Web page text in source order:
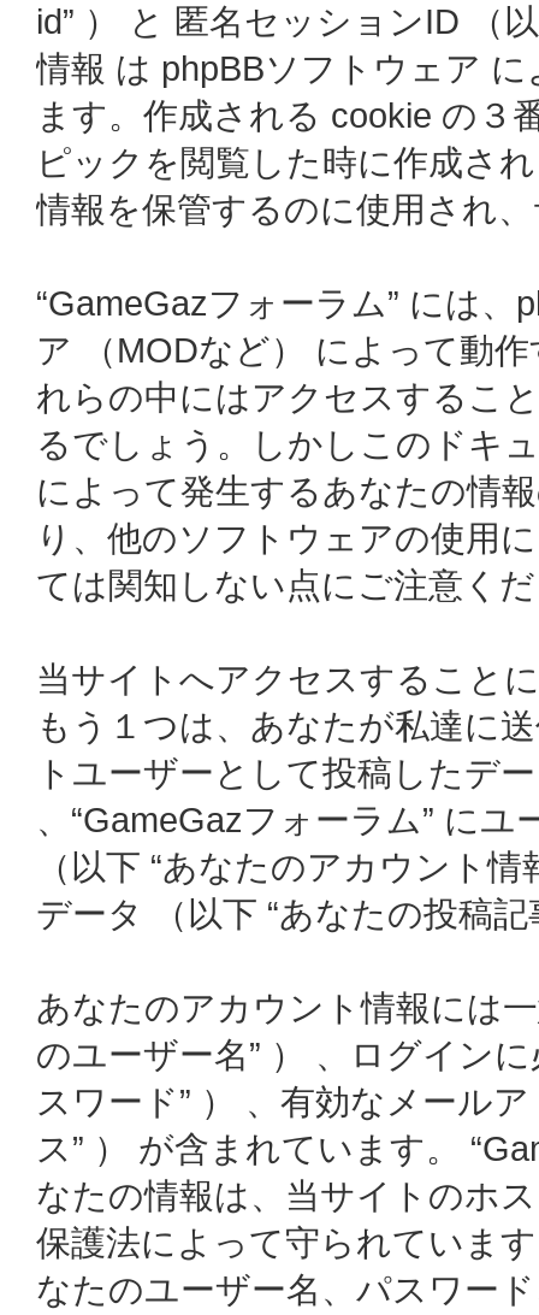
id” ） と 匿名セッションID （
情報 は phpBBソフトウェア
ます。作成される cookie の３
ピックを閲覧した時に作成さ
情報を保管するのに使用され
“GameGazフォーラム” には
ア （MODなど） によって動
れらの中にはアクセスするこ
るでしょう。しかしこのドキ
によって発生するあなたの情
り、他のソフトウェアの使用
ては関知しない点にご注意く
当サイトへアクセスすること
もう１つは、あなたが私達に
トユーザーとして投稿したデ
、“GameGazフォーラム” に
（以下 “あなたのアカウント
データ （以下 “あなたの投稿記
あなたのアカウント情報には
のユーザー名” ） 、ログイン
スワード” ） 、有効なメール
ス” ） が含まれています。
なたの情報は、当サイトのホ
保護法によって守られていま
なたのユーザー名、パスワー